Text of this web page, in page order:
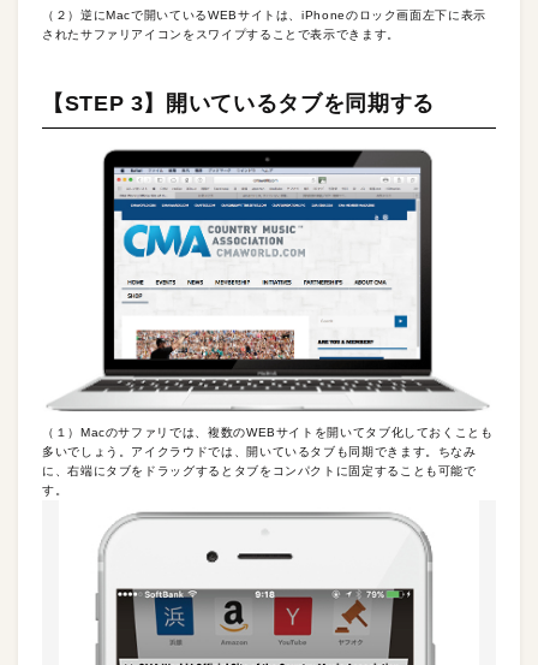
（２）逆にMacで開いているWEBサイトは、iPhoneのロック画面左下に表示
されたサファリアイコンをスワイプすることで表示できます。
【STEP 3】開いているタブを同期する
（１）Macのサファリでは、複数のWEBサイトを開いてタブ化しておくことも
多いでしょう。アイクラウドでは、開いているタブも同期できます。ちなみ
に、右端にタブをドラッグするとタブをコンパクトに固定することも可能で
す。